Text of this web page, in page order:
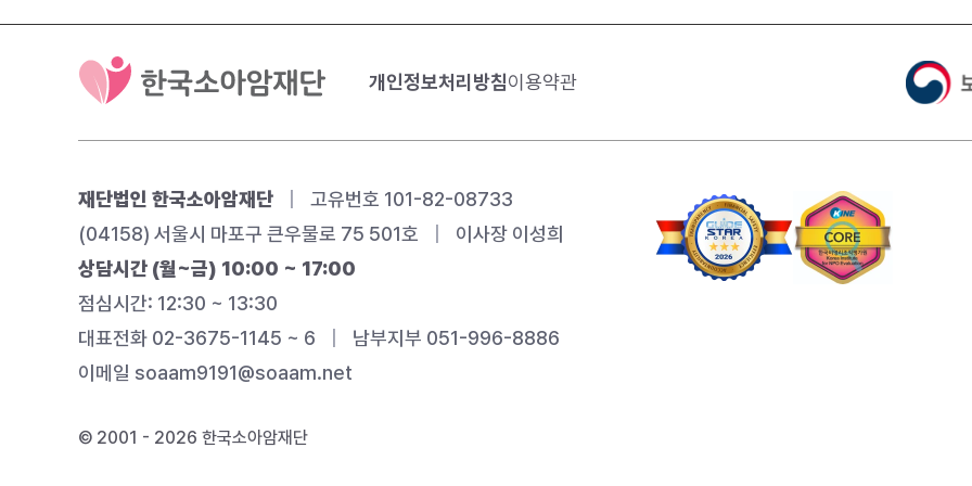
개인정보처리방침이용약관
재단법인 한국소아암재단
고유번호 101-82-08733
(04158) 서울시 마포구 큰우물로 75 501호
이사장 이성희
상담시간 (월~금) 10:00 ~ 17:00
점심시간: 12:30 ~ 13:30
대표전화 02-3675-1145 ~ 6
남부지부 051-996-8886
이메일 soaam9191@soaam.net
© 2001 - 2026 한국소아암재단